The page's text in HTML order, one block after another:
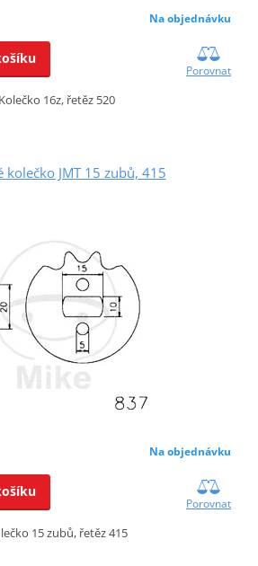
Na objednávku
Porovnat
Kolečko 16z, řetěz 520
kolečko JMT 15 zubů, 415
Na objednávku
Porovnat
15 zubů, řetěz 415